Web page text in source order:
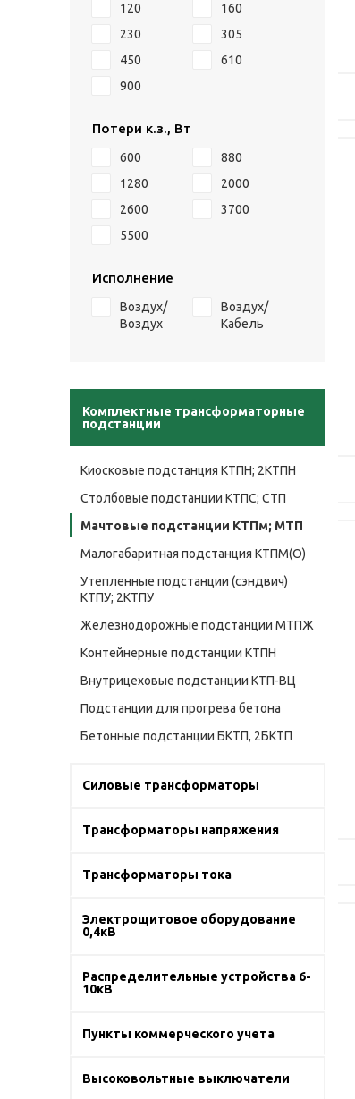
120
160
230
305
450
610
900
Потери к.з., Вт
600
880
1280
2000
2600
3700
5500
Исполнение
Воздух/
Воздух
Воздух/
Кабель
Комплектные трансформаторные
подстанции
Киосковые подстанция КТПН; 2КТПН
Столбовые подстанции КТПС; СТП
Мачтовые подстанции КТПм; МТП
Малогабаритная подстанция КТПМ(О)
Утепленные подстанции (сэндвич)
КТПУ; 2КТПУ
Железнодорожные подстанции МТПЖ
Контейнерные подстанции КТПН
Внутрицеховые подстанции КТП-ВЦ
Подстанции для прогрева бетона
Бетонные подстанции БКТП, 2БКТП
Силовые трансформаторы
Трансформаторы напряжения
Трансформаторы тока
Электрощитовое оборудование
0,4кВ
Распределительные устройства 6-
10кВ
Пункты коммерческого учета
Высоковольтные выключатели